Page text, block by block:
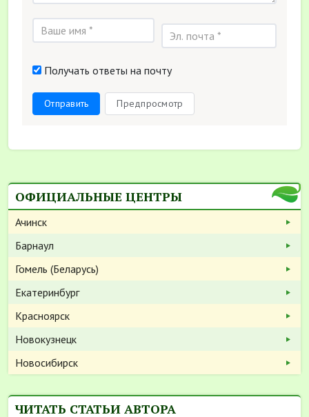
Получать ответы на почту
Отправить Предпросмотр
ОФИЦИАЛЬНЫЕ ЦЕНТРЫ
Ачинск
Барнаул
Гомель (Беларусь)
Екатеринбург
Красноярск
Новокузнецк
Новосибирск
ЧИТАТЬ СТАТЬИ АВТОРА